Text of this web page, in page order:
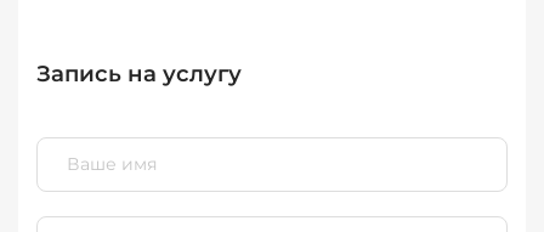
Запись на услугу